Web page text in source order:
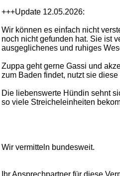
+++Update 12.05.2026:
Wir können es einfach nicht
noch nicht gefunden hat. Sie ist
ausgeglichenes und ruhiges
Zuppa geht gerne Gassi und
zum Baden findet, nutzt sie diese
Die liebenswerte Hündin sehnt
so viele Streicheleinheiten
Wir vermitteln bundesweit.
Ihr Ansprechpartner für diese